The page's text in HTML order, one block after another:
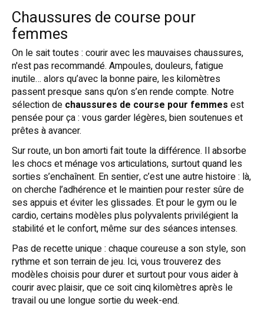
Chaussures de course pour
femmes
On le sait toutes : courir avec les mauvaises chaussures,
n'est pas recommandé. Ampoules, douleurs, fatigue
inutile… alors qu’avec la bonne paire, les kilomètres
passent presque sans qu’on s’en rende compte. Notre
sélection de chaussures de course pour femmes est
pensée pour ça : vous garder légères, bien soutenues et
prêtes à avancer.
Sur route, un bon amorti fait toute la différence. Il absorbe
les chocs et ménage vos articulations, surtout quand les
sorties s’enchaînent. En sentier, c’est une autre histoire : là,
on cherche l’adhérence et le maintien pour rester sûre de
ses appuis et éviter les glissades. Et pour le gym ou le
cardio, certains modèles plus polyvalents privilégient la
stabilité et le confort, même sur des séances intenses.
Pas de recette unique : chaque coureuse a son style, son
rythme et son terrain de jeu. Ici, vous trouverez des
modèles choisis pour durer et surtout pour vous aider à
courir avec plaisir, que ce soit cinq kilomètres après le
travail ou une longue sortie du week-end.